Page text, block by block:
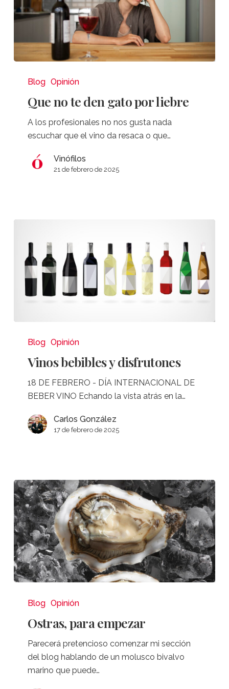
gato
Blog Opinión
Que no te den gato por liebre
A los profesionales no nos gusta nada
escuchar que el vino da resaca o que…
Vinófilos
21 de febrero de 2025
bebibles
disfrutones
Blog Opinión
Vinos bebibles y disfrutones
18 DE FEBRERO - DÍA INTERNACIONAL DE
BEBER VINO Echando la vista atrás en la…
Carlos González
17 de febrero de 2025
paraBlog Opinión
Ostras, para empezar
Parecerá pretencioso comenzar mi sección
del blog hablando de un molusco bivalvo
marino que puede…